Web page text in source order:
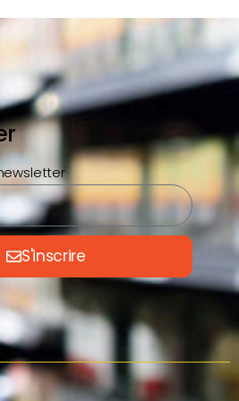
S'inscrire